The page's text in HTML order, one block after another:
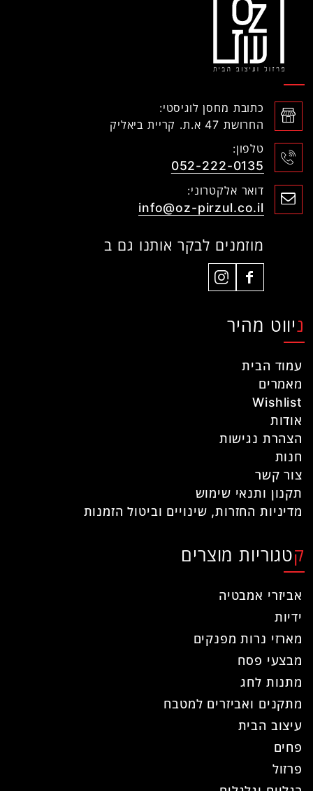
כתובת מחסן לוגיסטי:
החרושת 47 א.ת. קריית ביאליק
טלפון:
052-222-0135
דואר אלקטרוני:
info@oz-pirzul.co.il
מוזמנים לבקר אותנו גם ב
ניווט מהיר
עמוד הבית
מאמרים
Wishlist
אודות
הצהרת נגישות
חנות
צור קשר
תקנון ותנאי שימוש
מדיניות החזרות, שינויים וביטול הזמנות
קטגוריות מוצרים
אביזרי אמבטיה
ידיות
מארזי נרות מפנקים
מבצעי פסח
מתנות לחג
מתקנים ואביזרים למטבח
עיצוב הבית
פחים
פרזול